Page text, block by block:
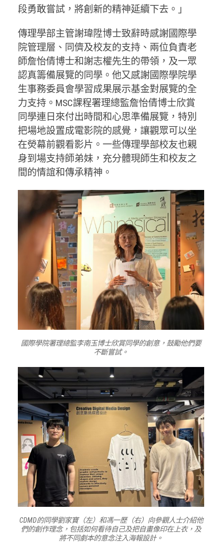
段勇敢嘗試，將創新的精神延續下去。」
傳理學部主管謝瑋陞博士致辭時感謝國際學
院管理層、同儕及校友的支持、兩位負責老
師詹怡倩博士和謝志權先生的帶領，及一眾
認真籌備展覽的同學。他又感謝國際學院學
生事務委員會學習成果展示基金對展覽的全
力支持。MSC課程署理總監詹怡倩博士欣賞
同學連日來付出時間和心思準備展覽，特別
把場地設置成電影院的感覺，讓觀眾可以坐
在熒幕前觀看影片。一些傳理學部校友也親
身到場支持師弟妹，充分體現師生和校友之
間的情誼和傳承精神。
國際學院署理總監李南玉博士欣賞同學的創意，鼓勵他們要
不斷嘗試。
CDMD的同學劉家寶（左）和馮一歷（右）向參觀人士介紹他
們的創作理念，包括如何看待自己及把自畫像印在上衣，及
將不同劇本的意念注入海報設計。